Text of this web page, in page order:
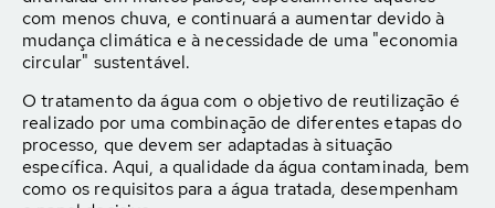
com menos chuva, e continuará a aumentar devido à
mudança climática e à necessidade de uma "economia
circular" sustentável.
O tratamento da água com o objetivo de reutilização é
realizado por uma combinação de diferentes etapas do
processo, que devem ser adaptadas à situação
específica. Aqui, a qualidade da água contaminada, bem
como os requisitos para a água tratada, desempenham